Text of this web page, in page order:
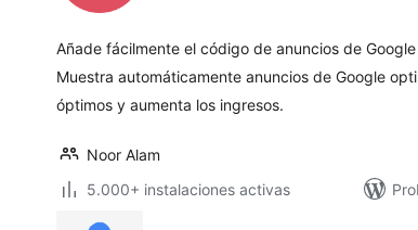
Añade fácilmente el código de anuncios de
Muestra automáticamente anuncios de Google
óptimos y aumenta los ingresos.
Noor Alam
5.000+ instalaciones activas